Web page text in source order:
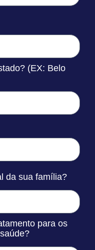
(EX: Belo
da sua família?
para os